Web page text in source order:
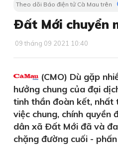
Theo dõi Báo điện tử Cà Mau trên
Ðất Mới chuyển
09 tháng 09 2021 10:40
(CMO) Dù gặp
hưởng chung của đại
tinh thần đoàn kết,
việc chung, chính quyền
dân xã Ðất Mới đã và
chặng đường cuối -